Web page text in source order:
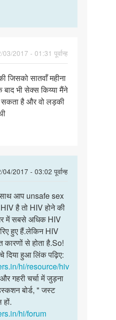
03/2017 - 01:31 पूर्वान्ह
जिसको सातवाँ महीना
भी सेक्स किय्या मैंने
सकता है और वो लड़की
04/2017 - 03:02 पूर्वान्ह
साथ आप unsafe sex
है तो HIV होने की
में सबसे अधिक HIV
हुए हैं.लेकिन HIV
कारणों से होता है.So!
दिया हुआ लिंक पढ़िए:
hi/resource/hiv
गहरी चर्चा में जुड़ना
बोर्ड, " जस्ट
hi/forum